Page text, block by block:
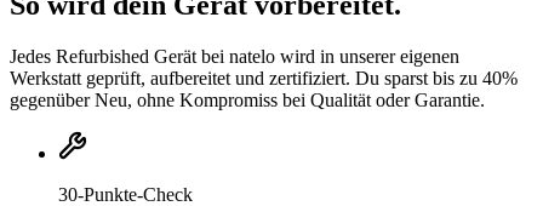
Jedes Refurbished Gerät bei natelo wird in unserer eigenen
Werkstatt geprüft, aufbereitet und zertifiziert. Du sparst bis zu 40%
gegenüber Neu, ohne Kompromiss bei Qualität oder Garantie.
30-Punkte-Check